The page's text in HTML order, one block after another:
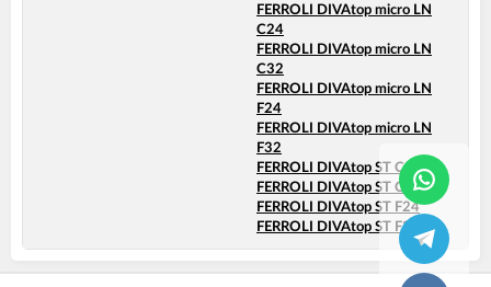
FERROLI DIVAtop micro LN
C24
FERROLI DIVAtop micro LN
C32
FERROLI DIVAtop micro LN
F24
FERROLI DIVAtop micro LN
F32
FERROLI DIVAtop ST C24
FERROLI DIVAtop ST C32
FERROLI DIVAtop ST F24
FERROLI DIVAtop ST F32